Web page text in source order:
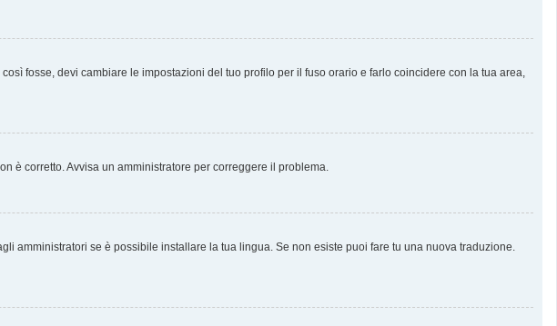
fosse, devi cambiare le impostazioni del tuo profilo per il fuso orario e farlo coincidere con la tua area,
è corretto. Avvisa un amministratore per correggere il problema.
amministratori se è possibile installare la tua lingua. Se non esiste puoi fare tu una nuova traduzione.